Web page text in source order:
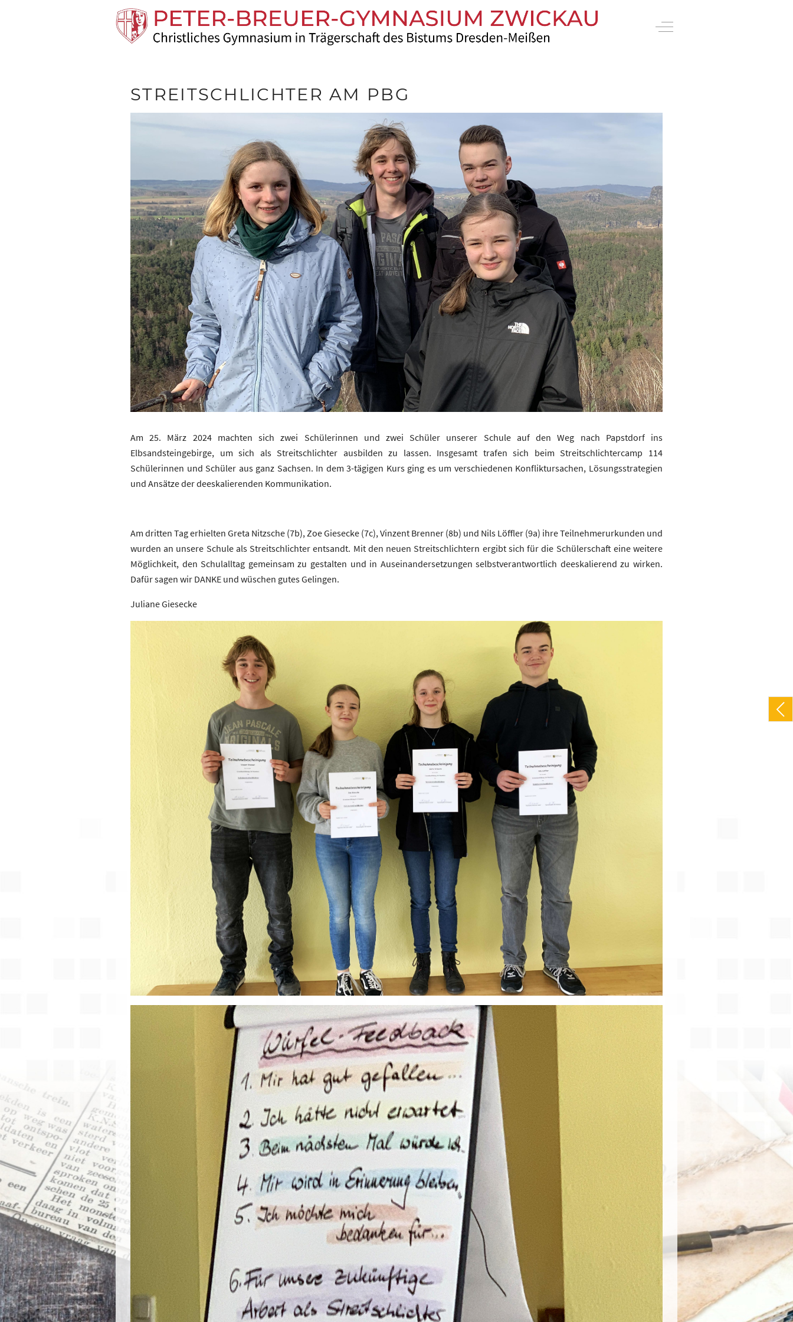
Off-Canvas Toggle
STREITSCHLICHTER AM PBG
Am 25. März 2024 machten sich zwei Schülerinnen und zwei Schüler unserer Schule auf den Weg nach Papstdorf ins
Elbsandsteingebirge, um sich als Streitschlichter ausbilden zu lassen. Insgesamt trafen sich beim Streitschlichtercamp 114
Schülerinnen und Schüler aus ganz Sachsen. In dem 3-tägigen Kurs ging es um verschiedenen Konfliktursachen, Lösungsstrategien
und Ansätze der deeskalierenden Kommunikation.
Am dritten Tag erhielten Greta Nitzsche (7b), Zoe Giesecke (7c), Vinzent Brenner (8b) und Nils Löffler (9a) ihre Teilnehmerurkunden und
wurden an unsere Schule als Streitschlichter entsandt. Mit den neuen Streitschlichtern ergibt sich für die Schülerschaft eine weitere
Möglichkeit, den Schulalltag gemeinsam zu gestalten und in Auseinandersetzungen selbstverantwortlich deeskalierend zu wirken.
Dafür sagen wir DANKE und wüschen gutes Gelingen.
Juliane Giesecke